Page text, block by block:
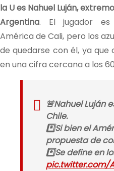
la U es Nahuel Luján,
Argentina. El jugador es
América de Cali, pero los
de quedarse con él, ya
en una cifra cercana a los
🚨Nahuel Luján
Chile.
*️⃣Si bien el
propuesta de
*️⃣Se define en
pic.twitter.com/